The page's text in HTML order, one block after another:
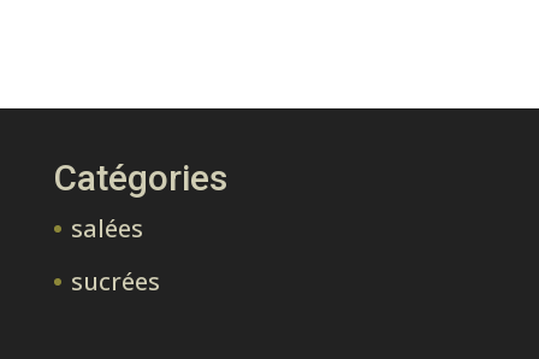
Catégories
salées
sucrées